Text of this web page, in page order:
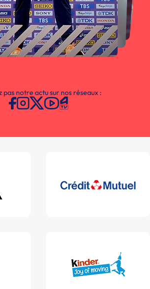
pas notre actu sur nos réseaux :